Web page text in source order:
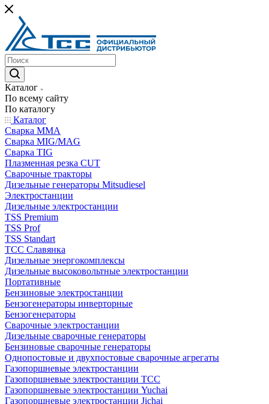
Каталог
По всему сайту
По каталогу
Каталог
Сварка MMA
Сварка MIG/MAG
Сварка TIG
Плазменная резка CUT
Сварочные тракторы
Дизельные генераторы Mitsudiesel
Электростанции
Дизельные электростанции
TSS Premium
TSS Prof
TSS Standart
ТСС Славянка
Дизельные энергокомплексы
Дизельные высоковольтные электростанции
Портативные
Бензиновые электростанции
Бензогенераторы инверторные
Бензогенераторы
Сварочные электростанции
Дизельные сварочные генераторы
Бензиновые сварочные генераторы
Однопостовые и двухпостовые сварочные агрегаты
Газопоршневые электростанции
Газопоршневые электростанции ТСС
Газопоршневые электростанции Yuchai
Газопоршневые электростанции Jichai